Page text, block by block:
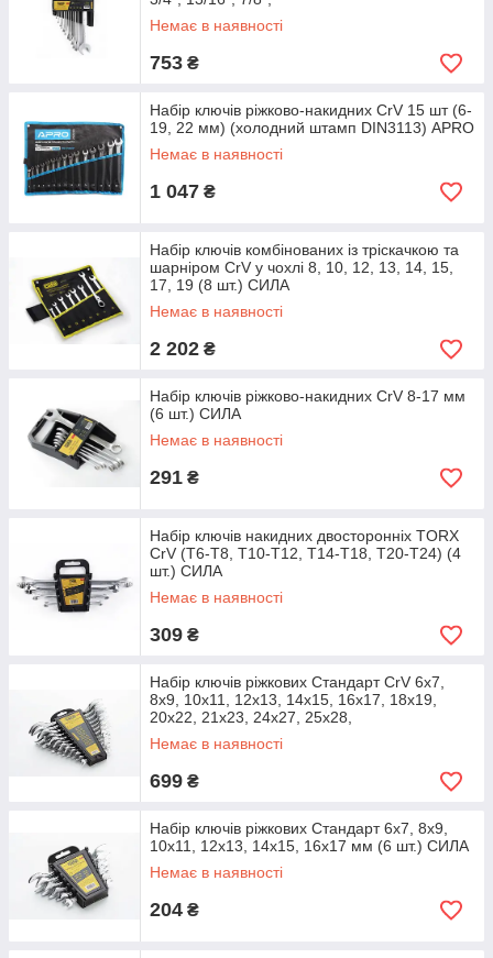
Немає в наявності
753 ₴
Набір ключів ріжково-накидних CrV 15 шт (6-
19, 22 мм) (холодний штамп DIN3113) APRO
Немає в наявності
1 047 ₴
Набір ключів комбінованих із тріскачкою та
шарніром CrV у чохлі 8, 10, 12, 13, 14, 15,
17, 19 (8 шт.) СИЛА
Немає в наявності
2 202 ₴
Набір ключів ріжково-накидних CrV 8-17 мм
(6 шт.) СИЛА
Немає в наявності
291 ₴
Набір ключів накидних двосторонніх TORX
CrV (T6-T8, T10-T12, T14-T18, T20-T24) (4
шт.) СИЛА
Немає в наявності
309 ₴
Набір ключів ріжкових Стандарт CrV 6х7,
8х9, 10х11, 12х13, 14х15, 16х17, 18х19,
20х22, 21х23, 24x27, 25х28,
Немає в наявності
699 ₴
Набір ключів ріжкових Стандарт 6x7, 8x9,
10x11, 12x13, 14x15, 16x17 мм (6 шт.) СИЛА
Немає в наявності
204 ₴